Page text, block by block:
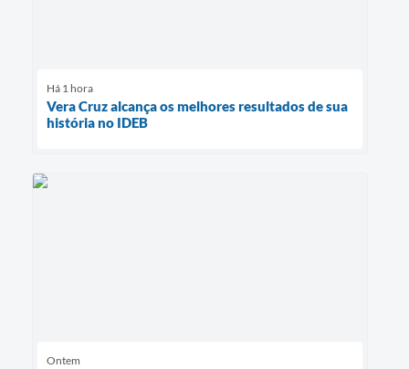
Há 1 hora
Vera Cruz alcança os melhores resultados de sua
história no IDEB
Ontem